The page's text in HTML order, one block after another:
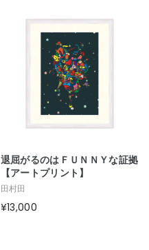
退屈がるのはＦＵＮＮＹな証拠
【アートプリント】
田村田
¥13,000